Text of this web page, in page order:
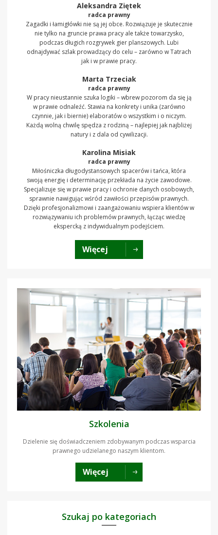
Aleksandra Ziętek
radca prawny
Zagadki i łamigłówki nie są jej obce. Rozwiązuje je skutecznie
nie tylko na gruncie prawa pracy ale także towarzysko,
podczas długich rozgrywek gier planszowych. Lubi
odnajdywać szlak prowadzący do celu – zarówno w Tatrach
jak i w prawie pracy.
Marta Trzeciak
radca prawny
W pracy nieustannie szuka logiki – wbrew pozorom da się ją
w prawie odnaleźć. Stawia na konkrety i unika (zarówno
czynnie, jak i biernie) elaboratów o wszystkim i o niczym.
Każdą wolną chwilę spędza z rodziną – najlepiej jak najbliżej
natury i z dala od cywilizacji.
Karolina Misiak
radca prawny
Miłośniczka długodystansowych spacerów i tańca, która
swoją energię i determinację przekłada na życie zawodowe.
Specjalizuje się w prawie pracy i ochronie danych osobowych,
sprawnie nawigując wśród zawiłości przepisów prawnych.
Dzięki profesjonalizmowi i zaangażowaniu wspiera klientów w
rozwiązywaniu ich problemów prawnych, łącząc wiedzę
ekspercką z indywidualnym podejściem.
Więcej
Szkolenia
Dzielenie się doświadczeniem zdobywanym podczas wsparcia
prawnego udzielanego naszym klientom.
Więcej
Szukaj po kategoriach